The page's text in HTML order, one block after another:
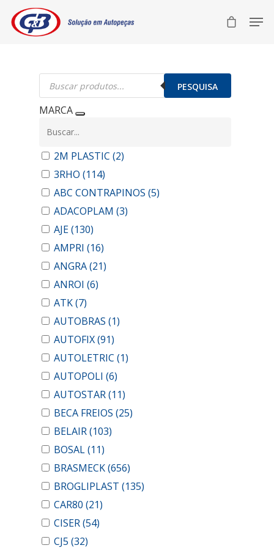
Pesquisar
produtos PESQUISA
MARCA
2M PLASTIC (2)
3RHO (114)
ABC CONTRAPINOS (5)
ADACOPLAM (3)
AJE(130)
AMPRI (16)
ANGRA(21)
ANROI (6)
ATK(7)
AUTOBRAS (1)
AUTOFIX(91)
AUTOLETRIC (1)
AUTOPOLI (6)
AUTOSTAR(11)
BECA FREIOS (25)
BELAIR(103)
BOSAL(11)
BRASMECK(656)
BROGLIPLAST (135)
CAR80 (21)
CISER(54)
CJ5 (32)